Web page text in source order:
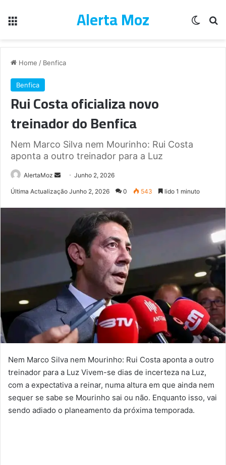
Alerta Moz
Home / Benfica
Benfica
Rui Costa oficializa novo
treinador do Benfica
Nem Marco Silva nem Mourinho: Rui Costa
aponta a outro treinador para a Luz
AlertaMoz
SendJunho 2, 2026
Última Actualização Junho 2, 2026 0 543 lido 1 minuto
Nem Marco Silva nem Mourinho: Rui Costa aponta a outro
treinador para a Luz Vivem-se dias de incerteza na Luz,
com a expectativa a reinar, numa altura em que ainda nem
sequer se sabe se Mourinho sai ou não. Enquanto isso, vai
sendo adiado o planeamento da próxima temporada.